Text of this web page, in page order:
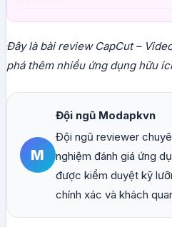
Đây là bài review CapCut –
phá thêm nhiều ứng dụng hữu
M
Đội ngũ Modapkvn
Đội ngũ reviewer
nghiệm đánh giá ứng
được kiểm duyệt kỹ
chính xác và khách